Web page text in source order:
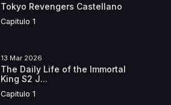
Tokyo Revengers Castellano
Capitulo 1
13 Mar 2026
The Daily Life of the Immortal
King S2 J...
Capitulo 1